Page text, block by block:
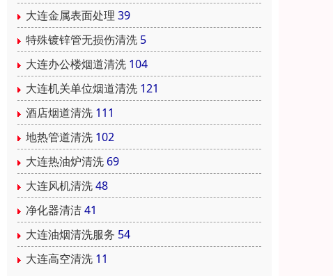
大连金属表面处理 39
特殊镀锌管无损伤清洗 5
大连办公楼烟道清洗 104
大连机关单位烟道清洗 121
酒店烟道清洗 111
地热管道清洗 102
大连热油炉清洗 69
大连风机清洗48
净化器清洁41
大连油烟清洗服务 54
大连高空清洗 11